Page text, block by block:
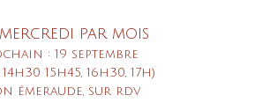
par mois
: 19 septembre
14h30 15h45, 16h30, 17h)
émeraude, sur rdv